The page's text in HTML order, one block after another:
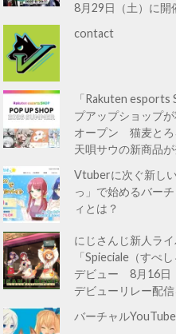
8月29日（土）に開
contact
「Rakuten esports
プアップショップ
オープン 猫麦とろ
天唄サウの新商品
Vtuberに次ぐ新し
っ」で始めるバー
ィとは？
にじさんじ新人ラ
「Spieciale（すぺ
デビュー 8月16日
デビューリレー配
バーチャル